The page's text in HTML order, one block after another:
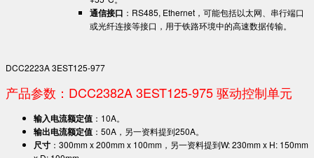
通信接口 ：RS485, Ethernet，可能包括以太网、串行端口
或光纤连接等接口，用于铁路环境中的高速数据传输。
DCC2223A 3EST125-977
产品参数：DCC2382A 3EST125-975 驱动控制单元
输入电流额定值 ：10A。
输出电流额定值 ：50A，另一资料提到250A。
尺寸 ：300mm x 200mm x 100mm，另一资料提到W: 230mm x H: 150mm